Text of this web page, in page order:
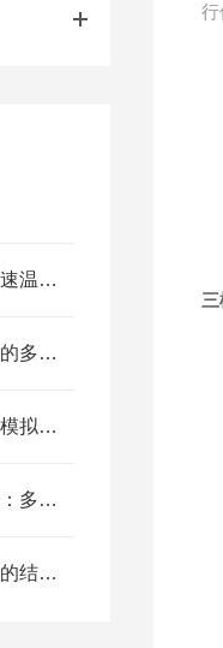
加速产品老化测试：快速温变高低温试验箱的可靠性评估解决方案
三槽式快速温变试验箱的多元化用途
快速温度变化试验箱：模拟异常温度波动，提升产品可靠性
三槽式快速温变试验箱：多功能温度测试的创新工具
解析快速高低温试验箱的结构组成与功能
行